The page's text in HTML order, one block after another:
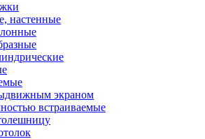
настенные
экраном
встраиваемые